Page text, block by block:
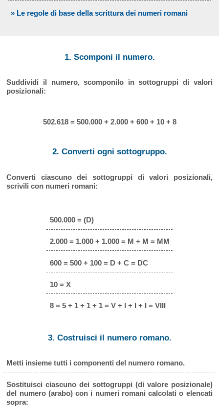
» Le regole di base della scrittura dei numeri romani
1. Scomponi il numero.
Suddividi il numero, scomponilo in sottogruppi di valori
posizionali:
502.618 = 500.000 + 2.000 + 600 + 10 + 8
2. Converti ogni sottogruppo.
Converti ciascuno dei sottogruppi di valori posizionali,
scrivili con numeri romani:
500.000 = (D)
2.000 = 1.000 + 1.000 = M + M = MM
600 = 500 + 100 = D + C = DC
10 = X
8 = 5 + 1 + 1 + 1 = V + I + I + I = VIII
3. Costruisci il numero romano.
Metti insieme tutti i componenti del numero romano.
Sostituisci ciascuno dei sottogruppi (di valore posizionale)
del numero (arabo) con i numeri romani calcolati o elencati
sopra: